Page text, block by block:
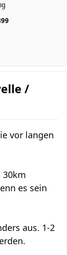
/
vor langen
30km
es sein
aus. 1-2